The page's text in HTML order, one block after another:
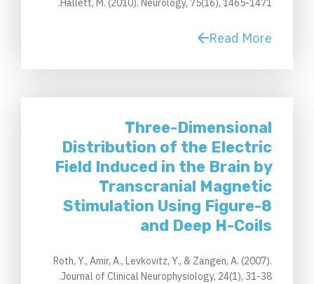
Hallett, M. (2010). Neurology, 75(16), 1465-1471.
Read More
Three-Dimensional
Distribution of the Electric
Field Induced in the Brain by
Transcranial Magnetic
Stimulation Using Figure-8
and Deep H-Coils
Roth, Y., Amir, A., Levkovitz, Y., & Zangen, A. (2007).
Journal of Clinical Neurophysiology, 24(1), 31-38.